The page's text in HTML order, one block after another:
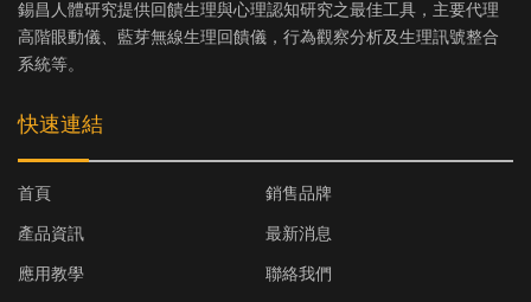
錫昌人體研究提供回饋生理與心理認知研究之最佳工具，主要代理
高階眼動儀、藍芽無線生理回饋儀，行為觀察分析及生理訊號整合
系統等。
快速連結
首頁
產品資訊
應用教學
銷售品牌
最新消息
聯絡我們